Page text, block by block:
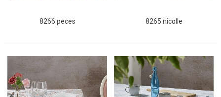
8266 peces 8265 nicolle